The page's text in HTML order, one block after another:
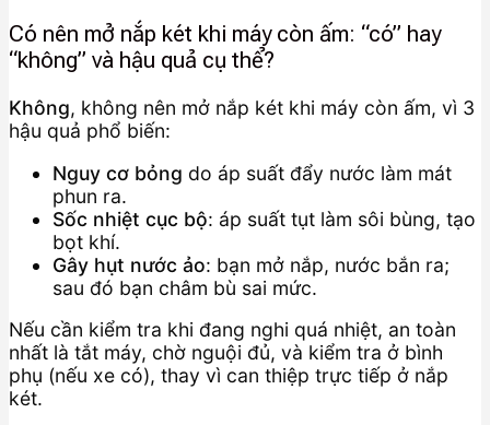
Có nên mở nắp két khi máy còn ấm: “có” hay
“không” và hậu quả cụ thể?
Không, không nên mở nắp két khi máy còn ấm, vì 3
hậu quả phổ biến:
Nguy cơ bỏng do áp suất đẩy nước làm mát
phun ra.
Sốc nhiệt cục bộ: áp suất tụt làm sôi bùng, tạo
bọt khí.
Gây hụt nước ảo: bạn mở nắp, nước bắn ra;
sau đó bạn châm bù sai mức.
Nếu cần kiểm tra khi đang nghi quá nhiệt, an toàn
nhất là tắt máy, chờ nguội đủ, và kiểm tra ở bình
phụ (nếu xe có), thay vì can thiệp trực tiếp ở nắp
két.